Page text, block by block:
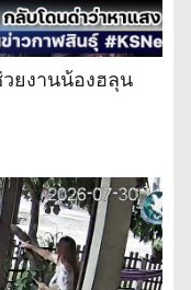
ยงานน้องฮลุน